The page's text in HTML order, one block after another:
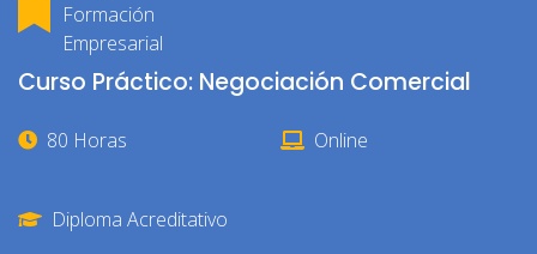
Formación
Empresarial
Curso Práctico: Negociación Comercial
80 Horas Online
Diploma Acreditativo